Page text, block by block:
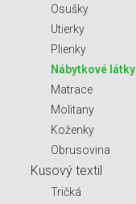
Osušky
Utierky
Plienky
Nábytkové látky
Matrace
Molitany
Koženky
Obrusovina
Kusový textil
Tričká